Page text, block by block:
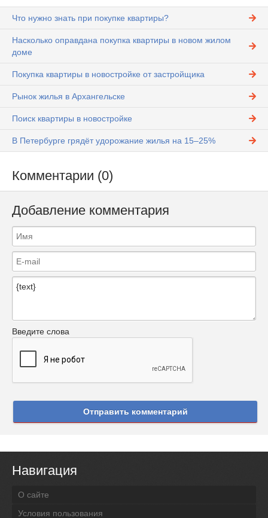
Что нужно знать при покупке квартиры?
Насколько оправдана покупка квартиры в новом жилом
доме
Покупка квартиры в новостройке от застройщика
Рынок жилья в Архангельске
Поиск квартиры в новостройке
В Петербурге грядёт удорожание жилья на 15–25%
Комментарии (0)
Добавление комментария
Введите слова
Отправить комментарий
Навигация
О сайте
Условия пользования